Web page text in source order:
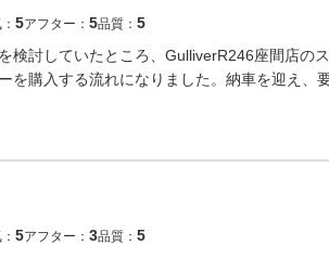
5アフター： 5品質： 5
検討していたところ、GulliverR246座間店の
を購入する流れになりました。納車を迎え、
5アフター： 3品質： 5